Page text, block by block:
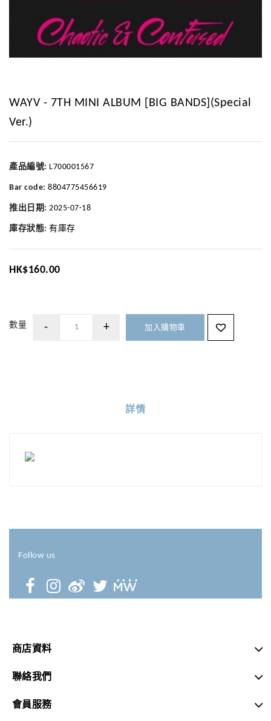
WAYV - 7TH MINI ALBUM [BIG BANDS](Special
Ver.)
產品編號: L700001567
Bar code: 8804775456619
推出日期: 2025-07-18
庫存狀態: 有庫存
HK$160.00
數量 加入購物車
詳情
Follow us
商店資料
聯絡我們
會員服務